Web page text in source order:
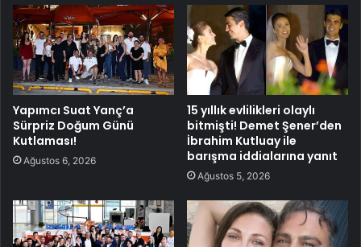
Yapımcı Suat Yanç’a
Sürpriz Doğum Günü
Kutlaması!
Ağustos 6, 2026
15 yıllık evlilikleri olaylı
bitmişti! Demet Şener’den
İbrahim Kutluay ile
barışma iddialarına yanıt
Ağustos 5, 2026